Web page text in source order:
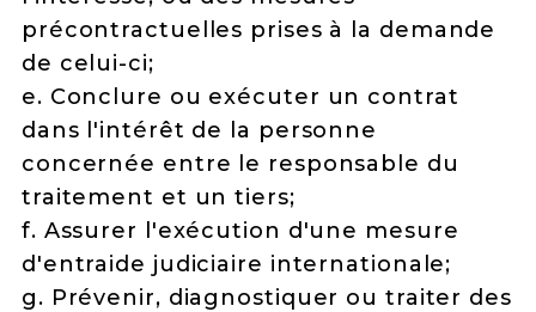
précontractuelles prises à la demande
de celui-ci;
e. Conclure ou exécuter un contrat
dans l'intérêt de la personne
concernée entre le responsable du
traitement et un tiers;
f. Assurer l'exécution d'une mesure
d'entraide judiciaire internationale;
g. Prévenir, diagnostiquer ou traiter des